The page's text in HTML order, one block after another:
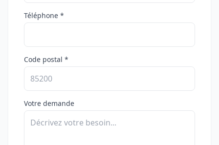
Téléphone *
Code postal *
Votre demande